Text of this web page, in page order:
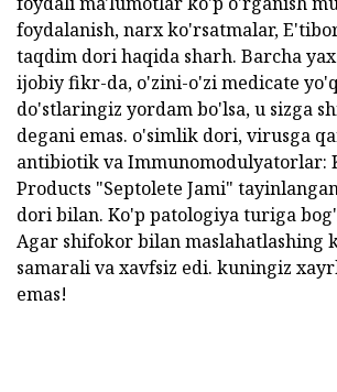
foydalanish, narx ko'rsatmalar,
taqdim dori haqida sharh. Barcha
ijobiy fikr-da, o'zini-o'zi medicate
do'stlaringiz yordam bo'lsa, u sizga
degani emas. o'simlik dori, virusga
antibiotik va Immunomodulyatorlar:
Products "Septolete Jami"
dori bilan. Ko'p patologiya turiga
Agar shifokor bilan maslahatlashing
samarali va xavfsiz edi. kuningiz
emas!